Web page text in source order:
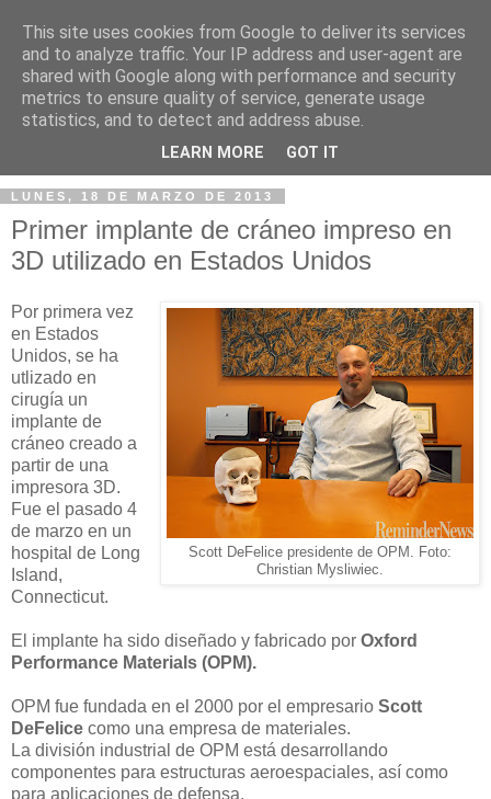
LUNES, 18 DE MARZO DE 2013
Primer implante de cráneo impreso en
3D utilizado en Estados Unidos
Scott DeFelice presidente de OPM. Foto:
Christian Mysliwiec.
Por primera vez
en Estados
Unidos, se ha
utlizado en
cirugía un
implante de
cráneo creado a
partir de una
impresora 3D.
Fue el pasado 4
de marzo en un
hospital de Long
Island,
Connecticut.
El implante ha sido diseñado y fabricado por Oxford
Performance Materials (OPM).
OPM fue fundada en el 2000 por el empresario Scott
DeFelice como una empresa de materiales.
La división industrial de OPM está desarrollando
componentes para estructuras aeroespaciales, así como
para aplicaciones de defensa.
This site uses cookies from Google to deliver its services
and to analyze traffic. Your IP address and user-agent are
shared with Google along with performance and security
metrics to ensure quality of service, generate usage
statistics, and to detect and address abuse.
LEARN MORE GOT IT